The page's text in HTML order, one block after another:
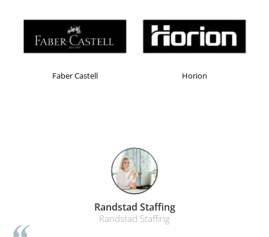
Masti de protectie respiratorie
Sepci, caciuli si esarfe
Pachete promotionale
Accesorii pentru protectia muncii
Copii - tricouri si hanorace
Comunicare si prezentare
Sisteme de afisare
Faber Castell Horion
Randstad Staffing
Randstad Staffing